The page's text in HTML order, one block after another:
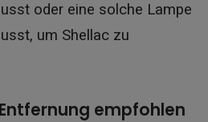
oder eine solche Lampe
um Shellac zu
empfohlen